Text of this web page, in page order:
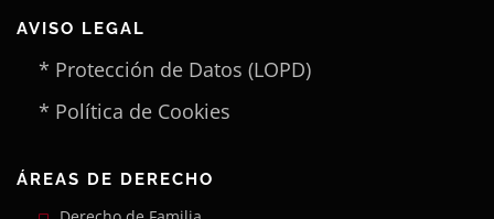
AVISO LEGAL
* Protección de Datos (LOPD)
* Política de Cookies
ÁREAS DE DERECHO